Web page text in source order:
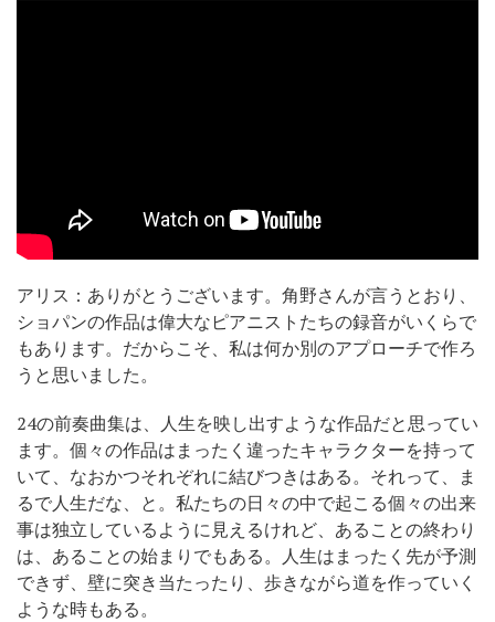
アリス：ありがとうございます。角野さんが言うとおり、
ショパンの作品は偉大なピアニストたちの録音がいくらで
もあります。だからこそ、私は何か別のアプローチで作ろ
うと思いました。
24の前奏曲集は、人生を映し出すような作品だと思ってい
ます。個々の作品はまったく違ったキャラクターを持って
いて、なおかつそれぞれに結びつきはある。それって、ま
るで人生だな、と。私たちの日々の中で起こる個々の出来
事は独立しているように見えるけれど、あることの終わり
は、あることの始まりでもある。人生はまったく先が予測
できず、壁に突き当たったり、歩きながら道を作っていく
ような時もある。